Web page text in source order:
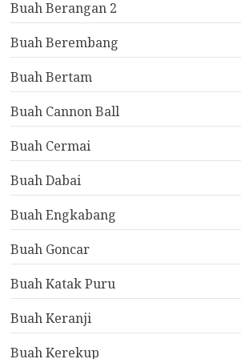
Buah Berangan 2
Buah Berembang
Buah Bertam
Buah Cannon Ball
Buah Cermai
Buah Dabai
Buah Engkabang
Buah Goncar
Buah Katak Puru
Buah Keranji
Buah Kerekup